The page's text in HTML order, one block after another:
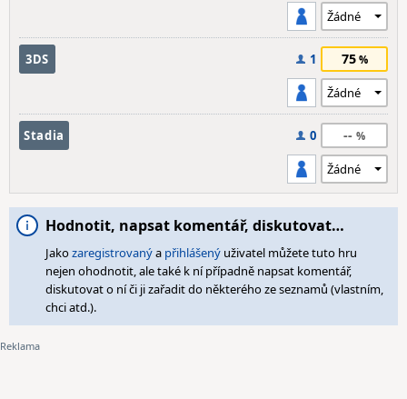
3DS 1 75
Stadia 0 --
Hodnotit, napsat komentář, diskutovat…
Jakozaregistrovanýa přihlášený uživatel můžete tuto hru
nejen ohodnotit, ale také k ní případně napsat komentář,
diskutovat o ní či ji zařadit do některého ze seznamů (vlastním,
chci atd.).